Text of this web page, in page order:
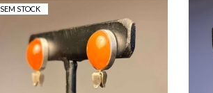
SEM STOCK
BRINCOS CORNALINA
OVAL C/PEQUENA